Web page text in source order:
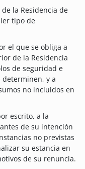
la Residencia de
tipo de
el que se obliga a
de la Residencia
de seguridad e
determinen, y a
no incluidos en
escrito, a la
de su intención
no previstas
su estancia en
de su renuncia.